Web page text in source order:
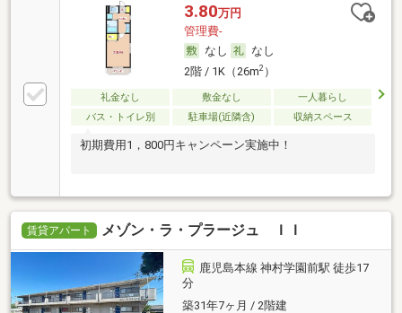
3.80万円
管理費-
なし
なし
2階 / 1K（26m2）
礼金なし 敷金なし
一人暮らし
バス・トイレ別
駐車場(近隣含) 収納スペース
初期費用1，800円キャンペーン実施中！
賃貸アパート メゾン・ラ・プラージュ ＩＩ
鹿児島本線 神村学園前駅 徒歩17
分
築31年7ヶ月 / 2階建